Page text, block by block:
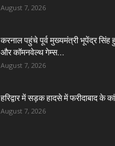
August 7, 2026
करनाल पहुंचे पूर्व मुख्यमंत्री भूपेंद्र सिंह
और कॉमनवेल्थ गेम्स...
August 7, 2026
हरिद्वार में सड़क हादसे में फरीदाबाद के
August 7, 2026